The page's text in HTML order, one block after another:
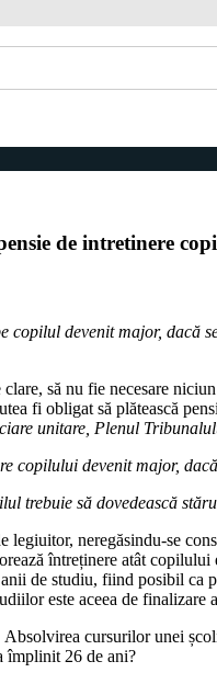
de intretinere
copilul devenit major, dacă
să nu fie necesare
fi obligat să plătească
unitare, Plenul
copilului devenit major,
trebuie să dovedească
legiuitor, neregăsindu-se
întreținere atât
de studiu, fiind posibil
este aceea de finalizare
Absolvirea cursurilor unei
împlinit 26 de ani?